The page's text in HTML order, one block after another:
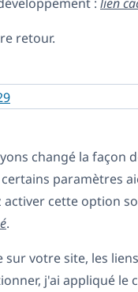
retour.
changé la façon
certains paramètres
cette option
.
sur votre site, les
j'ai appliqué le